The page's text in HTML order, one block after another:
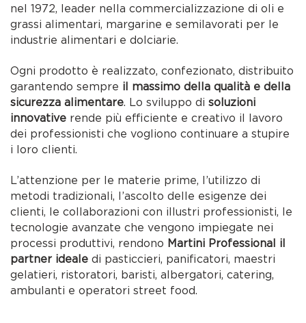
nel 1972, leader nella commercializzazione di oli e
grassi alimentari, margarine e semilavorati per le
industrie alimentari e dolciarie.
Ogni prodotto è realizzato, confezionato, distribuito
garantendo sempre il massimo della qualità e della
sicurezza alimentare. Lo sviluppo disoluzioni
innovative rende più efficiente e creativo il lavoro
dei professionisti che vogliono continuare a stupire
i loro clienti.
L’attenzione per le materie prime, l’utilizzo di
metodi tradizionali, l’ascolto delle esigenze dei
clienti, le collaborazioni con illustri professionisti, le
tecnologie avanzate che vengono impiegate nei
processi produttivi, rendono Martini Professional il
partner ideale di pasticcieri, panificatori, maestri
gelatieri, ristoratori, baristi, albergatori, catering,
ambulanti e operatori street food.